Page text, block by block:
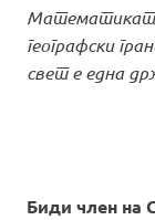
географски
свет е една
Биди член на